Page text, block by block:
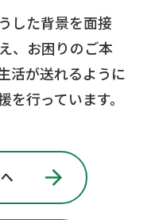
した背景を面接
、お困りのご本
活が送れるように
を行っています。